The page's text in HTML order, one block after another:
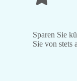
Sparen Sie
Sie von stets